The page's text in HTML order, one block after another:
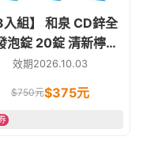
入組】 和泉 CD鋅全
泡錠 20錠 清新檸檬
風味 維他命C
效期2026.10.03
$750元$375元